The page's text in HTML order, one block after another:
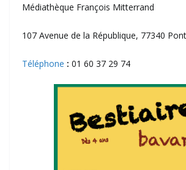
Médiathèque François Mitterrand
107 Avenue de la République, 77340
Téléphone : 01 60 37 29 74